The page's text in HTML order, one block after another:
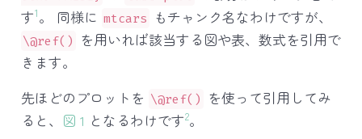
す1。 同様に mtcars もチャンク名なわけですが、
\@ref() を用いれば該当する図や表、数式を引用で
きます。
先ほどのプロットを \@ref() を使って引用してみ
ると、 図 1 となるわけです2。